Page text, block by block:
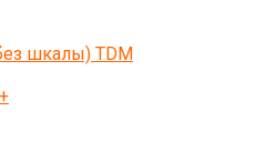
шкалы) TDM
+